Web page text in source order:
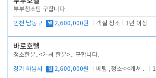
부부청소팀 구합니다
인천 남동구 월 2,600,000원 객실 청소 1년 이상
바로호텔
청소한분..<캐셔 한분>.. 구합니다.
경기 하남시 월 2,600,000원 베팅.,청소<<캐셔 모셔봅니다.